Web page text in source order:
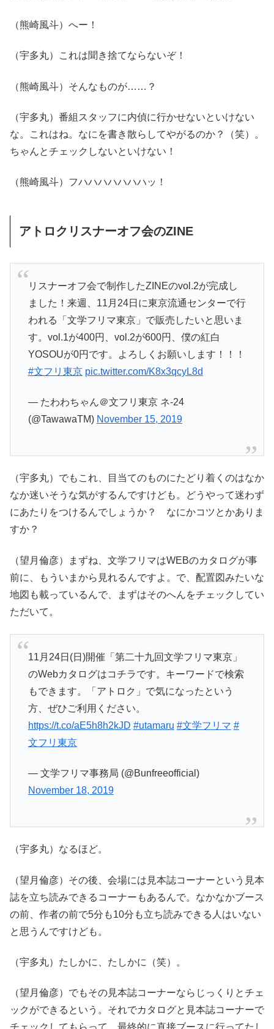
（熊崎風斗）へー！
（宇多丸）これは聞き捨てならないぞ！
（熊崎風斗）そんなものが……？
（宇多丸）番組スタッフに内偵に行かせないといけない
な。これはね。なにを書き散らしてやがるのか？（笑）。
ちゃんとチェックしないといけない！
（熊崎風斗）フハハハハハハハッ！
アトロクリスナーオフ会のZINE
リスナーオフ会で制作したZINEのvol.2が完成し
ました！来週、11月24日に東京流通センターで行
われる「文学フリマ東京」で販売したいと思いま
す。vol.1が400円、vol.2が600円、僕の紅白
YOSOUが0円です。よろしくお願いします！！！
#文フリ東京 pic.twitter.com/K8x3qcyL8d
— たわわちゃん＠文フリ東京 ネ-24
(@TawawaTM) November 15, 2019
（宇多丸）でもこれ、目当てのものにたどり着くのはなか
なか迷いそうな気がするんですけども。どうやって迷わず
にあたりをつけるんでしょうか？ なにかコツとかありま
すか？
（望月倫彦）まずね、文学フリマはWEBのカタログが事
前に、もういまから見れるんですよ。で、配置図みたいな
地図も載っているんで、まずはそのへんをチェックしてい
ただいて。
11月24日(日)開催「第二十九回文学フリマ東京」
のWebカタログはコチラです。キーワードで検索
もできます。「アトロク」で気になったという
方、ぜひご利用ください。
https://t.co/aE5h8h2kJD #utamaru #文学フリマ #
文フリ東京
— 文学フリマ事務局 (@Bunfreeofficial)
November 18, 2019
（宇多丸）なるほど。
（望月倫彦）その後、会場には見本誌コーナーという見本
誌を立ち読みできるコーナーもあるんで。なかなかブース
の前、作者の前で5分も10分も立ち読みできる人はいない
と思うんですけども。
（宇多丸）たしかに、たしかに（笑）。
（望月倫彦）でもその見本誌コーナーならじっくりとチェ
ックができるという。それでカタログと見本誌コーナーで